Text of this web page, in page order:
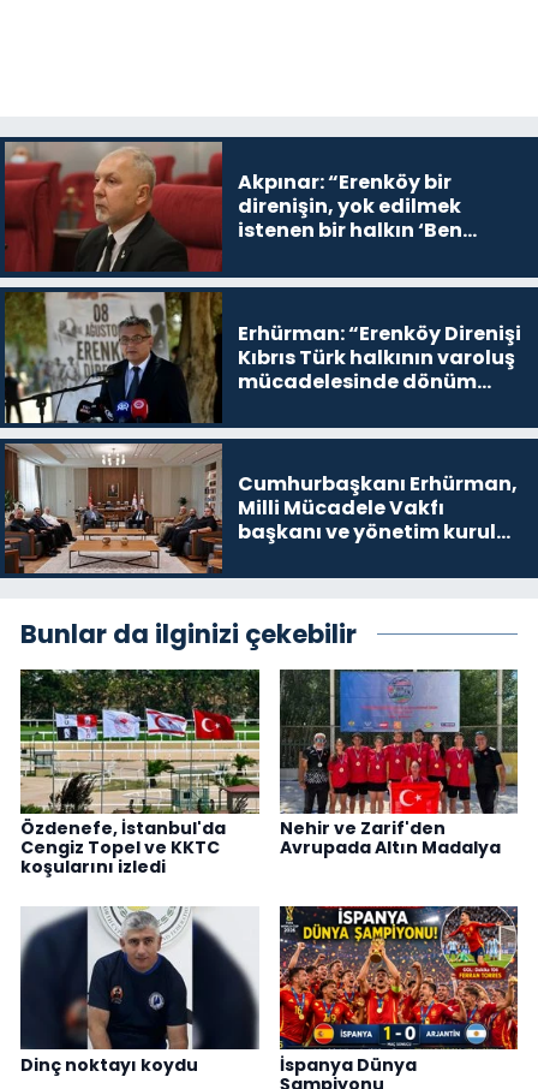
Akpınar: “Erenköy bir
direnişin, yok edilmek
istenen bir halkın ‘Ben
devam edeceğim’ dediği
Erhürman: “Erenköy Direnişi
Kıbrıs Türk halkının varoluş
mücadelesinde dönüm
Cumhurbaşkanı Erhürman,
Milli Mücadele Vakfı
başkanı ve yönetim kurulu
Bunlar da ilginizi çekebilir
Özdenefe, İstanbul'da
Cengiz Topel ve KKTC
koşularını izledi
Nehir ve Zarif'den
Avrupada Altın Madalya
Dinç noktayı koydu
İspanya Dünya
Şampiyonu